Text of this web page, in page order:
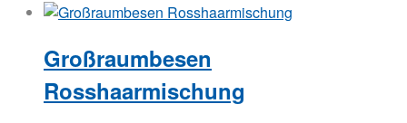
Großraumbesen
Rosshaarmischung